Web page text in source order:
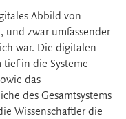
Abbild von
und zwar umfassender
war. Die digitalen
in die Systeme
das
des Gesamtsystems
Wissenschaftler die